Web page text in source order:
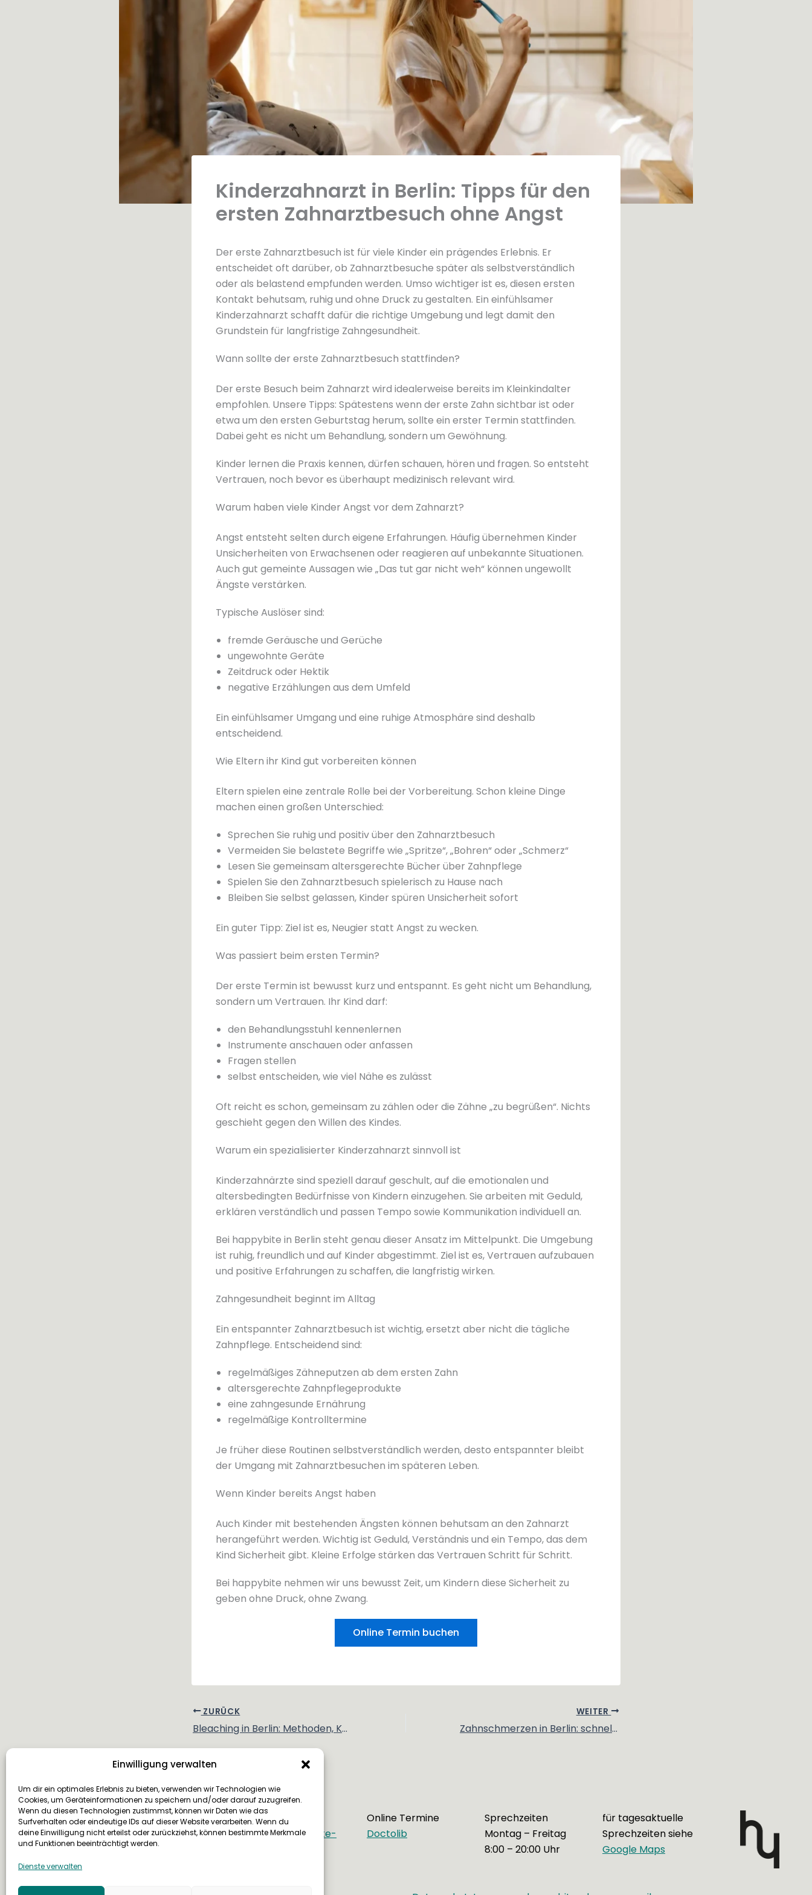
Einwilligung verwalten
Um dir ein optimales Erlebnis zu bieten, verwenden wir Technologien wie
Cookies, um Geräteinformationen zu speichern und/oder darauf zuzugreifen.
Wenn du diesen Technologien zustimmst, können wir Daten wie das
Surfverhalten oder eindeutige IDs auf dieser Website verarbeiten. Wenn du
deine Einwilligung nicht erteilst oder zurückziehst, können bestimmte Merkmale
und Funktionen beeinträchtigt werden.
Dienste verwalten
Kinderzahnarzt in Berlin: Tipps für den
ersten Zahnarztbesuch ohne Angst
Der erste Zahnarztbesuch ist für viele Kinder ein prägendes Erlebnis. Er
entscheidet oft darüber, ob Zahnarztbesuche später als selbstverständlich
oder als belastend empfunden werden. Umso wichtiger ist es, diesen ersten
Kontakt behutsam, ruhig und ohne Druck zu gestalten. Ein einfühlsamer
Kinderzahnarzt schafft dafür die richtige Umgebung und legt damit den
Grundstein für langfristige Zahngesundheit.
Wann sollte der erste Zahnarztbesuch stattfinden?
Der erste Besuch beim Zahnarzt wird idealerweise bereits im Kleinkindalter
empfohlen. Unsere Tipps: Spätestens wenn der erste Zahn sichtbar ist oder
etwa um den ersten Geburtstag herum, sollte ein erster Termin stattfinden.
Dabei geht es nicht um Behandlung, sondern um Gewöhnung.
Kinder lernen die Praxis kennen, dürfen schauen, hören und fragen. So entsteht
Vertrauen, noch bevor es überhaupt medizinisch relevant wird.
Warum haben viele Kinder Angst vor dem Zahnarzt?
Angst entsteht selten durch eigene Erfahrungen. Häufig übernehmen Kinder
Unsicherheiten von Erwachsenen oder reagieren auf unbekannte Situationen.
Auch gut gemeinte Aussagen wie „Das tut gar nicht weh“ können ungewollt
Ängste verstärken.
Typische Auslöser sind:
fremde Geräusche und Gerüche
ungewohnte Geräte
Zeitdruck oder Hektik
negative Erzählungen aus dem Umfeld
Ein einfühlsamer Umgang und eine ruhige Atmosphäre sind deshalb
entscheidend.
Wie Eltern ihr Kind gut vorbereiten können
Eltern spielen eine zentrale Rolle bei der Vorbereitung. Schon kleine Dinge
machen einen großen Unterschied:
Sprechen Sie ruhig und positiv über den Zahnarztbesuch
Vermeiden Sie belastete Begriffe wie „Spritze“, „Bohren“ oder „Schmerz“
Lesen Sie gemeinsam altersgerechte Bücher über Zahnpflege
Spielen Sie den Zahnarztbesuch spielerisch zu Hause nach
Bleiben Sie selbst gelassen, Kinder spüren Unsicherheit sofort
Ein guter Tipp: Ziel ist es, Neugier statt Angst zu wecken.
Was passiert beim ersten Termin?
Der erste Termin ist bewusst kurz und entspannt. Es geht nicht um Behandlung,
sondern um Vertrauen. Ihr Kind darf:
den Behandlungsstuhl kennenlernen
Instrumente anschauen oder anfassen
Fragen stellen
selbst entscheiden, wie viel Nähe es zulässt
Oft reicht es schon, gemeinsam zu zählen oder die Zähne „zu begrüßen“. Nichts
geschieht gegen den Willen des Kindes.
Warum ein spezialisierter Kinderzahnarzt sinnvoll ist
Kinderzahnärzte sind speziell darauf geschult, auf die emotionalen und
altersbedingten Bedürfnisse von Kindern einzugehen. Sie arbeiten mit Geduld,
erklären verständlich und passen Tempo sowie Kommunikation individuell an.
Bei happybite in Berlin steht genau dieser Ansatz im Mittelpunkt. Die Umgebung
ist ruhig, freundlich und auf Kinder abgestimmt. Ziel ist es, Vertrauen aufzubauen
und positive Erfahrungen zu schaffen, die langfristig wirken.
Zahngesundheit beginnt im Alltag
Ein entspannter Zahnarztbesuch ist wichtig, ersetzt aber nicht die tägliche
Zahnpflege. Entscheidend sind:
regelmäßiges Zähneputzen ab dem ersten Zahn
altersgerechte Zahnpflegeprodukte
eine zahngesunde Ernährung
regelmäßige Kontrolltermine
Je früher diese Routinen selbstverständlich werden, desto entspannter bleibt
der Umgang mit Zahnarztbesuchen im späteren Leben.
Wenn Kinder bereits Angst haben
Auch Kinder mit bestehenden Ängsten können behutsam an den Zahnarzt
herangeführt werden. Wichtig ist Geduld, Verständnis und ein Tempo, das dem
Kind Sicherheit gibt. Kleine Erfolge stärken das Vertrauen Schritt für Schritt.
Bei happybite nehmen wir uns bewusst Zeit, um Kindern diese Sicherheit zu
geben ohne Druck, ohne Zwang.
Online Termin buchen
ZURÜCK
Bleaching in Berlin: Methoden, Kosten und mehr
WEITER
Zahnschmerzen in Berlin: schnelle Hilfe bei happybite
Adresse
Lehrter Straße 23b
10557 Berlin
Telefon
+49 30 2200 4790
Mail
hallo@happybite-
Online Termine
Doctolib
Sprechzeiten
Montag – Freitag
8:00 – 20:00 Uhr
für tagesaktuelle
Sprechzeiten siehe
Google Maps